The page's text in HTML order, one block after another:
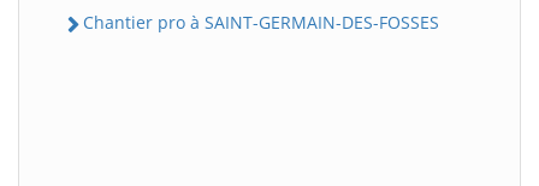
Chantier pro à SAINT-GERMAIN-DES-FOSSES